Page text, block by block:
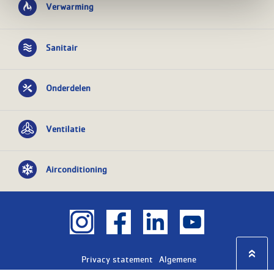
Verwarming
Sanitair
Onderdelen
Ventilatie
Airconditioning
Privacy statement
Algemene